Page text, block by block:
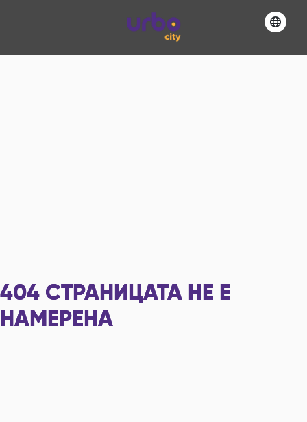
404 СТРАНИЦАТА НЕ Е
НАМЕРЕНА